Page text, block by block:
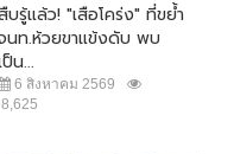
บรู้แล้ว! "เสือโคร่ง" ที่ขย้ำ
นท.ห้วยขาแข้งดับ พบ
ป็น...
6 สิงหาคม 2569
8,625